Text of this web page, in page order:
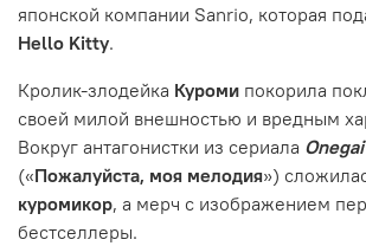
японской компании Sanrio, которая
Hello Kitty.
Кролик-злодейка Куроми покорила
своей милой внешностью и вредным
Вокруг антагонистки из сериала
(«Пожалуйста, моя мелодия»)
куромикор, а мерч с изображением
бестселлеры.